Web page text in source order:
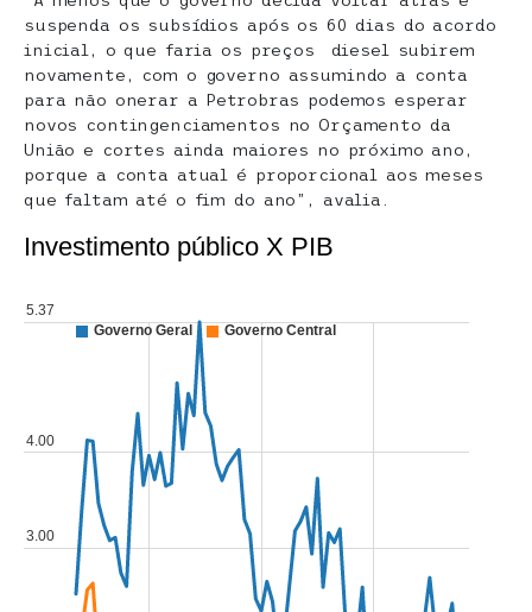
suspenda os subsídios após os 60 dias do acordo
inicial, o que faria os preços diesel subirem
novamente, com o governo assumindo a conta
para não onerar a Petrobras podemos esperar
novos contingenciamentos no Orçamento da
União e cortes ainda maiores no próximo ano,
porque a conta atual é proporcional aos meses
que faltam até o fim do ano”, avalia.